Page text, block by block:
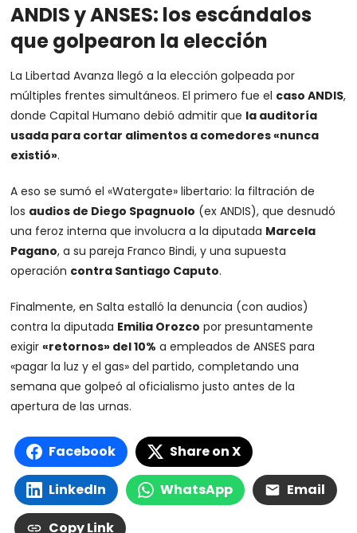
ANDIS y ANSES: los escándalos
que golpearon la elección
La Libertad Avanza llegó a la elección golpeada por
múltiples frentes simultáneos. El primero fue el caso ANDIS,
donde Capital Humano debió admitir que la auditoría
usada para cortar alimentos a comedores «nunca
existió».
A eso se sumó el «Watergate» libertario: la filtración de
los audios de Diego Spagnuolo (ex ANDIS), que desnudó
una feroz interna que involucra a la diputada Marcela
Pagano, a su pareja Franco Bindi, y una supuesta
operación contra Santiago Caputo.
Finalmente, en Salta estalló la denuncia (con audios)
contra la diputada Emilia Orozco por presuntamente
exigir«retornos» del 10% a empleados de ANSES para
«pagar la luz y el gas» del partido, completando una
semana que golpeó al oficialismo justo antes de la
apertura de las urnas.
Facebook Share on X
LinkedIn WhatsApp Email
Copy Link